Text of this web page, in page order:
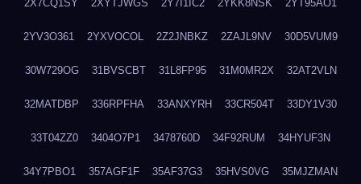
2X7CQ1SY 2XYTJWGS 2Y7I1IC2 2YKK8NSK 2YT95AO1
2YV3O361 2YXVOCOL 2Z2JNBKZ 2ZAJL9NV 30D5VUM9
30W729OG 31BVSCBT 31L8FP95 31M0MR2X 32AT2VLN
32MATDBP 336RPFHA 33ANXYRH 33CR504T 33DY1V30
33T04ZZ0 3404O7P1 3478760D 34F92RUM 34HYUF3N
34Y7PBO1 357AGF1F 35AF37G3 35HVS0VG 35MJZMAN